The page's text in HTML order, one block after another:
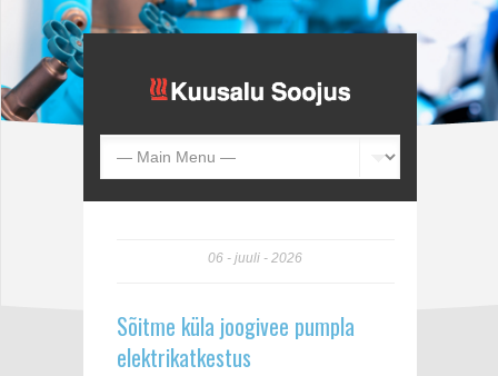
06 juuli 2026
Sõitme küla joogivee pumpla
elektrikatkestus